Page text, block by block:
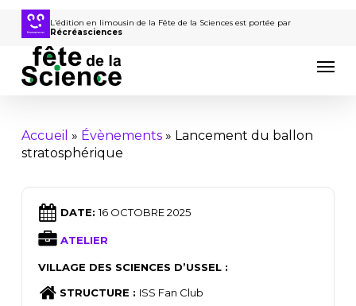
Passer
contenu
principal
L’édition en limousin de la Fête de la Sciences est portée par
Récréasciences
Accueil » Évènements» Lancement du ballon
stratosphérique
DATE:16 OCTOBRE 2025
ATELIER
VILLAGE DES SCIENCES D’USSEL :
STRUCTURE : ISS Fan Club